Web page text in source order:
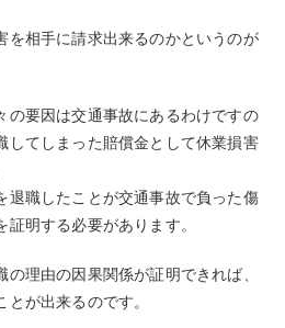
を相手に請求出来るのかというのが
の要因は交通事故にあるわけですの
してしまった賠償金として休業損害
退職したことが交通事故で負った傷
証明する必要があります。
理由の因果関係が証明できれば、
が出来るのです。